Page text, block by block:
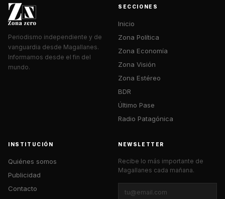
Periodismo independiente y de
vanguardia desde Magallanes.
Informamos desde el fin del
mundo.
SECCIONES
Inicio
Zona Política
Zona Economía
Zona Visión
Zona Estéreo
BDR
Último Pase
Radio Patagónica
INSTITUCIÓN
Quiénes somos
Publicidad
Contacto
NEWSLETTER
Recibe lo más importante de
Magallanes cada mañana.